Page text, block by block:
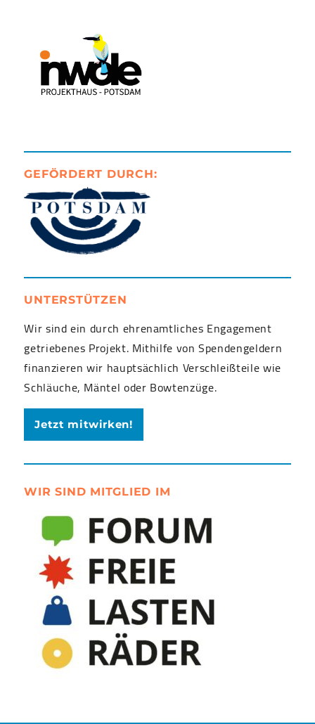
GEFÖRDERT DURCH:
UNTERSTÜTZEN
Wir sind ein durch ehrenamtliches Engagement
getriebenes Projekt. Mithilfe von Spendengeldern
finanzieren wir hauptsächlich Verschleißteile wie
Schläuche, Mäntel oder Bowtenzüge.
Jetzt mitwirken!
WIR SIND MITGLIED IM